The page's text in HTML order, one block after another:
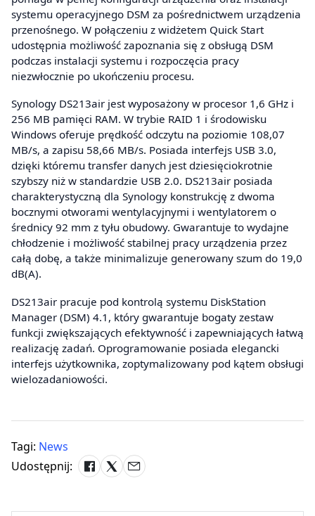
systemu operacyjnego DSM za pośrednictwem urządzenia
przenośnego. W połączeniu z widżetem Quick Start
udostępnia możliwość zapoznania się z obsługą DSM
podczas instalacji systemu i rozpoczęcia pracy
niezwłocznie po ukończeniu procesu.
Synology DS213air jest wyposażony w procesor 1,6 GHz i
256 MB pamięci RAM. W trybie RAID 1 i środowisku
Windows oferuje prędkość odczytu na poziomie 108,07
MB/s, a zapisu 58,66 MB/s. Posiada interfejs USB 3.0,
dzięki któremu transfer danych jest dziesięciokrotnie
szybszy niż w standardzie USB 2.0. DS213air posiada
charakterystyczną dla Synology konstrukcję z dwoma
bocznymi otworami wentylacyjnymi i wentylatorem o
średnicy 92 mm z tyłu obudowy. Gwarantuje to wydajne
chłodzenie i możliwość stabilnej pracy urządzenia przez
całą dobę, a także minimalizuje generowany szum do 19,0
dB(A).
DS213air pracuje pod kontrolą systemu DiskStation
Manager (DSM) 4.1, który gwarantuje bogaty zestaw
funkcji zwiększających efektywność i zapewniających łatwą
realizację zadań. Oprogramowanie posiada elegancki
interfejs użytkownika, zoptymalizowany pod kątem obsługi
wielozadaniowości.
Tagi: News
Udostępnij: